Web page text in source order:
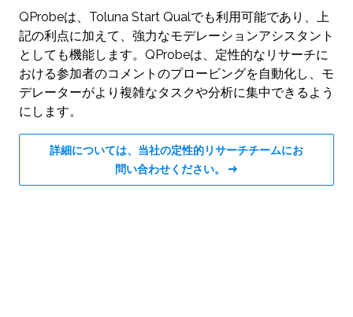
QProbeは、Toluna Start Qualでも利用可能であり、上
記の利点に加えて、強力なモデレーションアシスタント
としても機能します。QProbeは、定性的なリサーチに
おける参加者のコメントのプロービングを自動化し、モ
デレーターがより複雑なタスクや分析に集中できるよう
にします。
詳細については、当社の定性的リサーチチームにお
問い合わせください。 →